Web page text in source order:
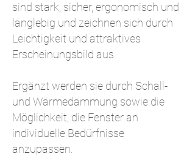
sind stark, sicher, ergonomisch und
langlebig und zeichnen sich durch
Leichtigkeit und attraktives
Erscheinungsbild aus.
Ergänzt werden sie durch Schall-
und Wärmedämmung sowie die
Möglichkeit, die Fenster an
individuelle Bedürfnisse
anzupassen.